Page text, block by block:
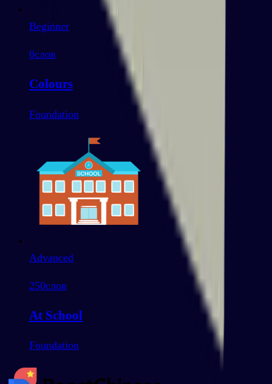
Beginner
0слов
Colours
Foundation
Advanced
250слов
At School
Foundation